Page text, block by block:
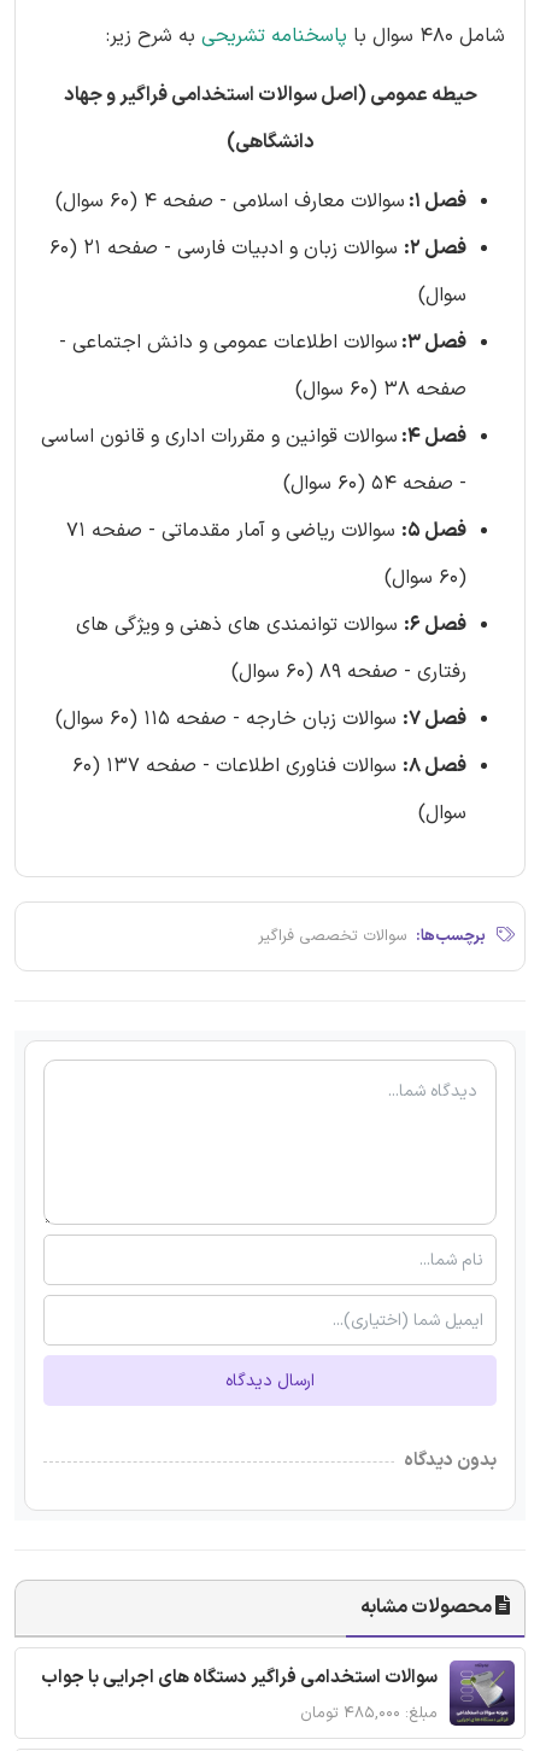
شامل 480 سوال با
پاسخنامه تشریحی به شرح زیر:
حیطه عمومی (اصل سوالات استخدامی فراگیر و جهاد
دانشگاهی)
فصل 1:
سوالات معارف اسلامی - صفحه 4 (60 سوال)
فصل 2:
سوالات زبان و ادبیات فارسی - صفحه 21 (60
سوال)
فصل 3:
سوالات اطلاعات عمومی و دانش اجتماعی -
صفحه 38 (60 سوال)
فصل 4:
سوالات قوانین و مقررات اداری و قانون اساسی
- صفحه 54 (60 سوال)
فصل 5:
سوالات ریاضی و آمار مقدماتی - صفحه 71
(60 سوال)
فصل 6:
سوالات توانمندی های ذهنی و ویژگی های
رفتاری - صفحه 89 (60 سوال)
فصل 7:
سوالات زبان خارجه - صفحه 115 (60 سوال)
فصل 8:
سوالات فناوری اطلاعات - صفحه 137 (60
سوال)
برچسب‌ها: سوالات تخصصی فراگیر
ارسال دیدگاه
بدون دیدگاه
محصولات مشابه
سوالات استخدامی فراگیر دستگاه های اجرایی با جواب
مبلغ: ۴۸۵,۰۰۰ تومان